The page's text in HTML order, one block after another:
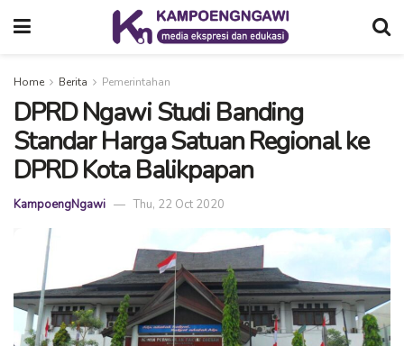
Home Berita Pemerintahan
DPRD Ngawi Studi Banding
Standar Harga Satuan Regional ke
DPRD Kota Balikpapan
KampoengNgawi Thu, 22 Oct 2020